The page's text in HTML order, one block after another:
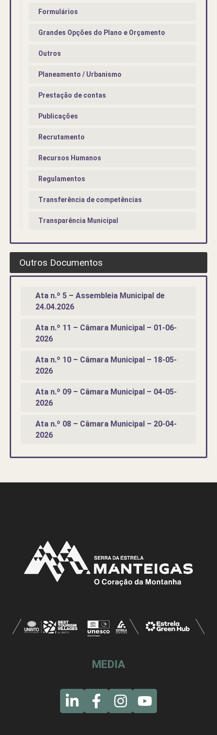
Formulários
Grandes Opções do Plano e Orçamento
Outros
Planeamento / Urbanismo
Prestação de contas
Publicações
Recrutamento
Recursos Humanos
Regulamentos
Transferência de competências
Transparência Municipal
Outros Documentos
Ata n.º 5 – Assembleia Municipal de
24.04.2026
Ata n.º 11 – Câmara Municipal – 01-06-
2026
Ata n.º 10 – Câmara Municipal – 18-05-
2026
Ata n.º 09 – Câmara Municipal – 04-05-
2026
Ata n.º 08 – Câmara Municipal – 20-04-
2026
MEDIA